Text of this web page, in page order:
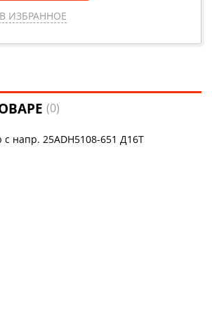
ИЗБРАННОЕ
(0)
с напр. 25ADH5108-651 Д16Т